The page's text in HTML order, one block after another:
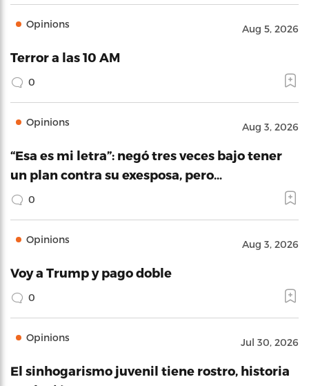
Opinions Aug 5, 2026
Terror a las 10 AM
0
Opinions Aug 3, 2026
“Esa es mi letra”: negó tres veces bajo tener
un plan contra su exesposa, pero…
0
Opinions Aug 3, 2026
Voy a Trump y pago doble
0
Opinions Jul 30, 2026
El sinhogarismo juvenil tiene rostro, historia